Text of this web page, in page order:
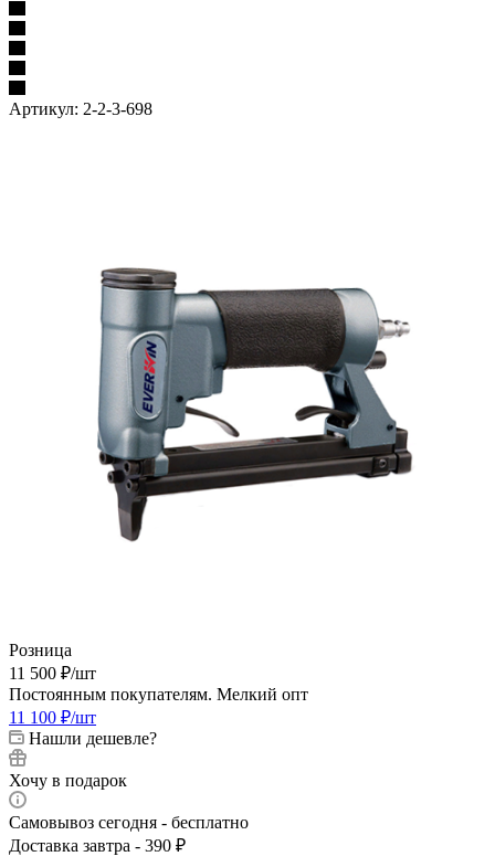
Артикул: 2-2-3-698
Розница
11 500 ₽/шт
Постоянным покупателям. Мелкий опт
11 100 ₽/шт
Нашли дешевле?
Хочу в подарок
Самовывоз сегодня - бесплатно
Доставка завтра - 390 ₽